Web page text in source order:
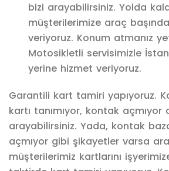
bizi arayabilirsiniz. Yolda
müşterilerimize araç
veriyoruz. Konum atmanız
Motosikletli servisimizle
yerine hizmet veriyoruz.
Garantili kart tamiri yapıyoruz.
kartı tanımıyor, kontak açmıyor
arayabilirsiniz. Yada, kontak
açmıyor gibi şikayetler varsa
müşterilerimiz kartlarını